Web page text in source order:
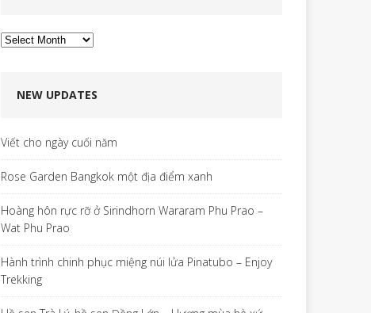
Archives
NEW UPDATES
Viết cho ngày cuối năm
Rose Garden Bangkok một địa điểm xanh
Hoàng hôn rực rỡ ở Sirindhorn Wararam Phu Prao –
Wat Phu Prao
Hành trình chinh phục miệng núi lửa Pinatubo – Enjoy
Trekking